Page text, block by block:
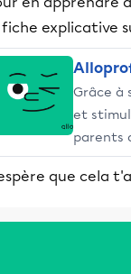
fiche explicative
Grâce à
et
parents
que cela